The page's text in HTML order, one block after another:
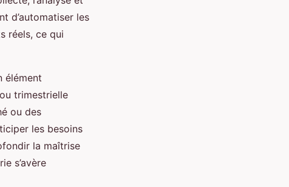
d’automatiser les
réels, ce qui
élément
trimestrielle
ou des
les besoins
la maîtrise
s’avère